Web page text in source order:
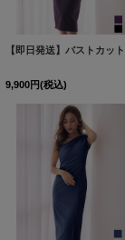
9,900円(税込)